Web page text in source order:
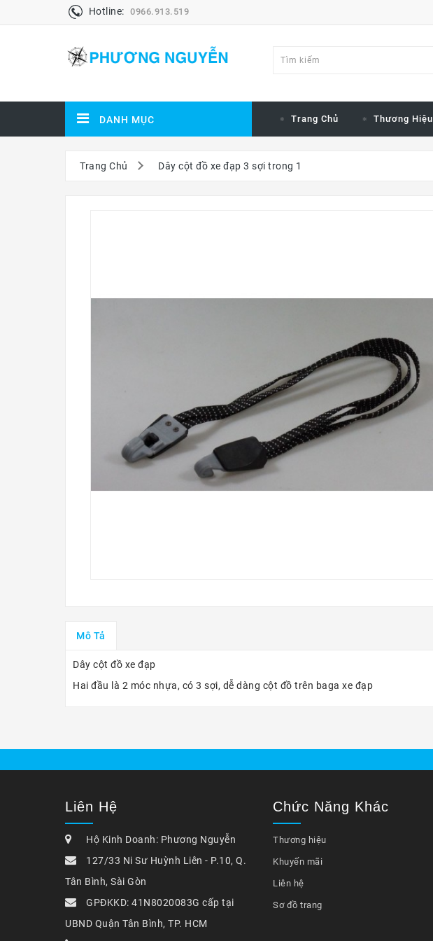
Hotline: 0966.913.519
DANH MỤC Trang Chủ Thương Hiệu
Trang Chủ Dây cột đồ xe đạp 3 sợi trong 1
Mô Tả
Dây cột đồ xe đạp
Hai đầu là 2 móc nhựa, có 3 sợi, dễ dàng cột đồ trên baga xe đạp
Liên Hệ
Hộ Kinh Doanh: Phương Nguyễn
127/33 Ni Sư Huỳnh Liên - P.10, Q.
Tân Bình, Sài Gòn
GPĐKKD: 41N8020083G cấp tại
UBND Quận Tân Bình, TP. HCM
Chức Năng Khác
Thương hiệu
Khuyến mãi
Liên hệ
Sơ đồ trang